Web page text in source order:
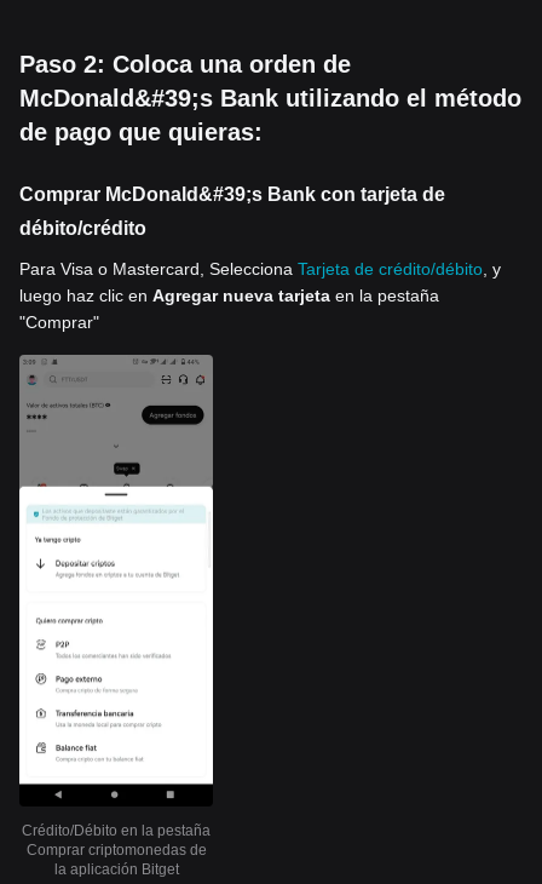
Paso 2: Coloca una orden de
McDonald&#39;s Bank utilizando el método
de pago que quieras:
Comprar McDonald&#39;s Bank con tarjeta de
débito/crédito
Para Visa o Mastercard, Selecciona Tarjeta de crédito/débito , y
luego haz clic en Agregar nueva tarjeta en la pestaña
"Comprar"
Crédito/Débito en la pestaña
Comprar criptomonedas de
la aplicación Bitget